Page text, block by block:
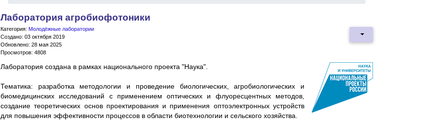
Лаборатория агробиофотоники
Категория: Молодёжные лаборатории
Создано: 03 октября 2019
Обновлено: 28 мая 2025
Просмотров: 4808
Лаборатория создана в рамках национального проекта "Наука".
Тематика: разработка методологии и проведение биологических, агробиологических и
биомедицинских исследований с применением оптических и флуоресцентных методов,
создание теоретических основ проектирования и применения оптоэлектронных устройств
для повышения эффективности процессов в области биотехнологии и сельского хозяйства.